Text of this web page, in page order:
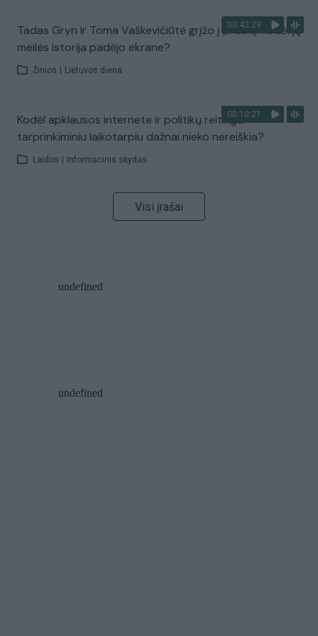
00:42:29
Tadas Gryn ir Toma Vaškevičiūtė grįžo į praeitį: kodėl jų
meilės istorija padėjo ekrane?
Žinios Lietuvos diena
00:10:21
Kodėl apklausos internete ir politikų reitingai
tarprinkiminiu laikotarpiu dažnai nieko nereiškia?
Laidos Informacinis skydas
Visi įrašai